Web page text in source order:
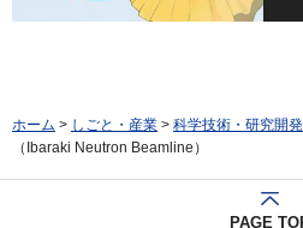
ホーム > しごと・産業 > 科学技術・研究開発
（Ibaraki Neutron Beamline）
PAGE